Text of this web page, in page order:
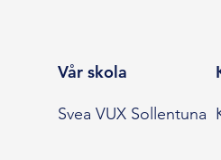
Vår skola
Svea VUX Sollentuna